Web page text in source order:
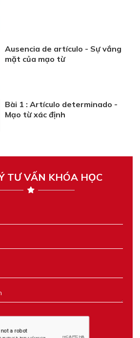
Ausencia de artículo - Sự vắng
mặt của mạo từ
Bài 1 : Artículo determinado -
Mạo từ xác định
TƯ VẤN KHÓA HỌC